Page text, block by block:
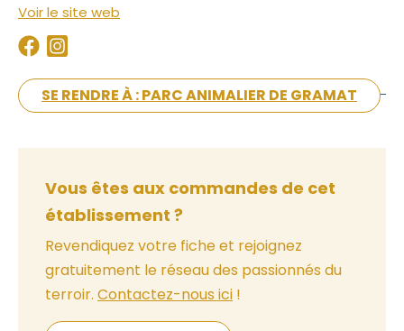
Voir le site web
SE RENDRE À : PARC ANIMALIER DE GRAMAT
Vous êtes aux commandes de cet
établissement ?
Revendiquez votre fiche et rejoignez
gratuitement le réseau des passionnés du
terroir. Contactez-nous ici !